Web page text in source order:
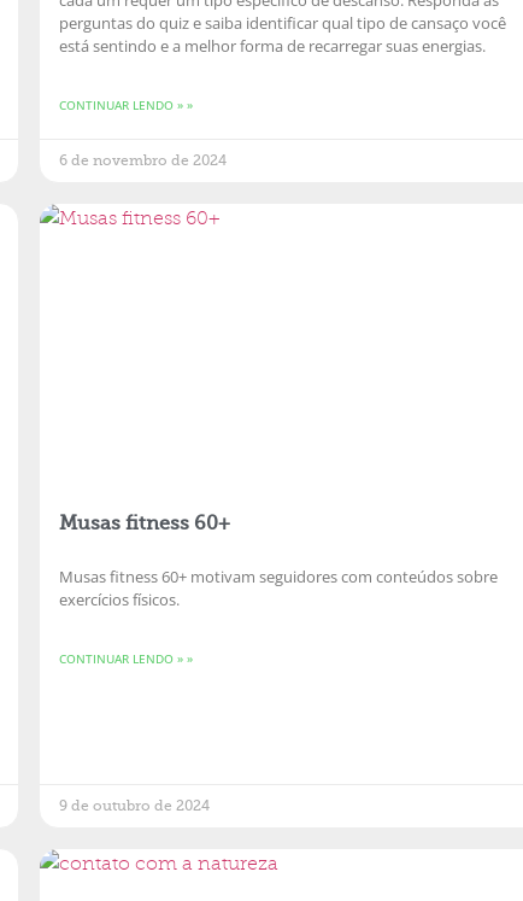
perguntas do quiz e saiba identificar qual tipo de cansaço você
está sentindo e a melhor forma de recarregar suas energias.
CONTINUAR LENDO » »
6 de novembro de 2024
Musas fitness 60+
Musas fitness 60+ motivam seguidores com conteúdos sobre
exercícios físicos.
CONTINUAR LENDO » »
9 de outubro de 2024